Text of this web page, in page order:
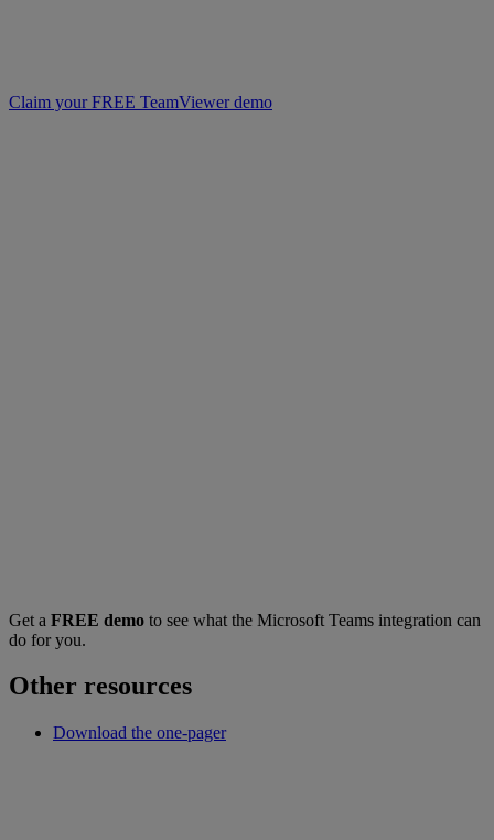
Claim your FREE TeamViewer demo
Get a FREE demo to see what the Microsoft Teams integration can
do for you.
Other resources
Download the one-pager